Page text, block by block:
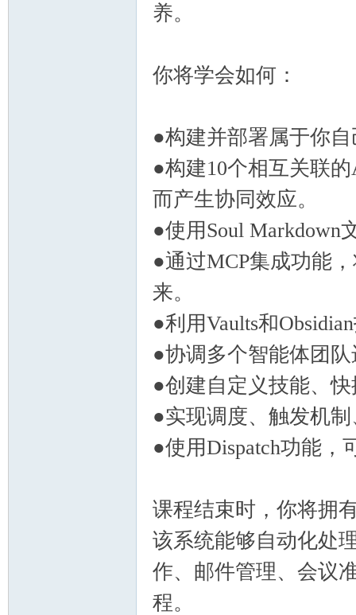
养。
你将学会如何：
●构建并部署属于你
●构建10个相互关联
而产生协同效应。
●使用Soul Markdown
●通过MCP集成功能
来。
●利用Vaults和
●协调多个智能体团
●创建自定义技能、
●实现调度、触发机
●使用Dispatch功能
课程结束时，你将拥
该系统能够自动化处
作、邮件管理、会议
程。